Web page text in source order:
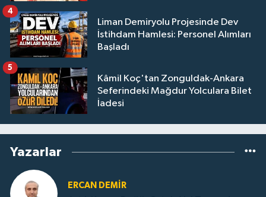
Liman Demiryolu Projesinde Dev
İstihdam Hamlesi: Personel Alımları
Başladı
4
Kâmil Koç'tan Zonguldak-Ankara
Seferindeki Mağdur Yolculara Bilet
İadesi
5
Yazarlar
ERCAN DEMIR